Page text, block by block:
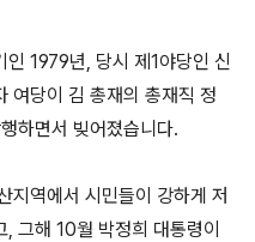
1979년, 당시 제1야당인 신
여당이 김 총재의 총재직 정
하면서 빚어졌습니다.
지역에서 시민들이 강하게 저
그해 10월 박정희 대통령이